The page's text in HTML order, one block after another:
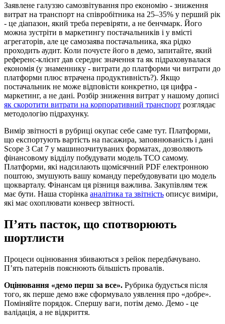
Заявлене галуззю самозвітування про економію - зниження
витрат на транспорт на співробітника на 25–35% у перший рік
- це діапазон, який треба перевіряти, а не бенчмарк. Його
можна зустріти в маркетингу постачальників і у вмісті
агрегаторів, але це самозаява постачальника, яка рідко
проходить аудит. Коли почуєте його в демо, запитайте, який
референс-клієнт дав середнє значення та як підраховувалася
економія (у знаменнику - витрати до платформи чи витрати до
платформи плюс втрачена продуктивність?). Якщо
постачальник не може відповісти конкретно, ця цифра -
маркетинг, а не дані. Розбір зниження витрат у нашому дописі
як скоротити витрати на корпоративний транспорт розглядає
методологію підрахунку.
Вимір звітності в рубриці окупає себе саме тут. Платформи,
що експортують вартість на пасажира, заповнюваність і дані
Scope 3 Cat 7 у машинозчитуваних форматах, дозволяють
фінансовому відділу побудувати модель TCO самому.
Платформи, які надсилають щомісячний PDF електронною
поштою, змушують вашу команду перебудовувати цю модель
щокварталу. Фінансам ця різниця важлива. Закупівлям теж
має бути. Наша сторінка аналітика та звітність описує виміри,
які має охоплювати конвеєр звітності.
П’ять пасток, що спотворюють
шортлисти
Процеси оцінювання збиваються з рейок передбачувано.
П’ять патернів пояснюють більшість провалів.
Оцінювання «демо перш за все». Рубрика будується після
того, як перше демо вже сформувало уявлення про «добре».
Поміняйте порядок. Спершу ваги, потім демо. Демо - це
валідація, а не відкриття.